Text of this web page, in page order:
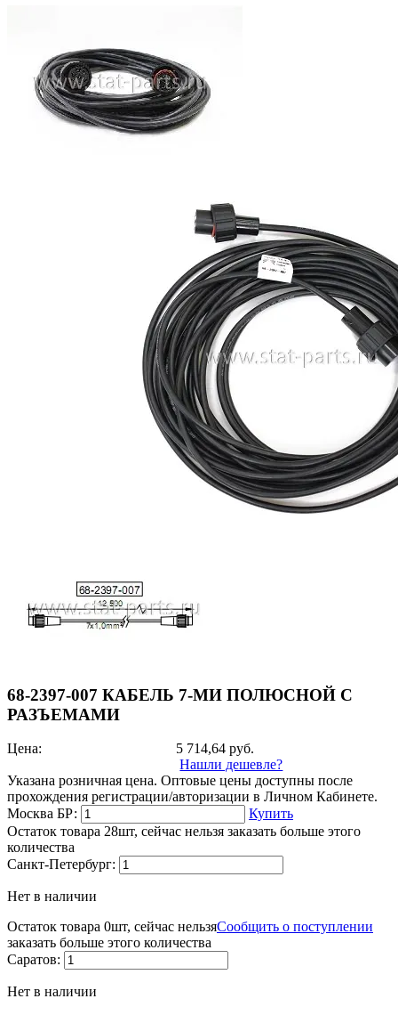
68-2397-007 КАБЕЛЬ 7-МИ ПОЛЮСНОЙ С
РАЗЪЕМАМИ
Цена: 5 714,64руб.
Нашли дешевле?
Указана розничная цена. Оптовые цены доступны после
прохождения регистрации/авторизации в Личном Кабинете.
Москва БР:
Купить
Остаток товара 28шт, сейчас нельзя заказать больше этого
количества
Санкт-Петербург:
Нет в наличии
Сообщить о поступлении
Остаток товара 0шт, сейчас нельзя
заказать больше этого количества
Саратов:
Нет в наличии